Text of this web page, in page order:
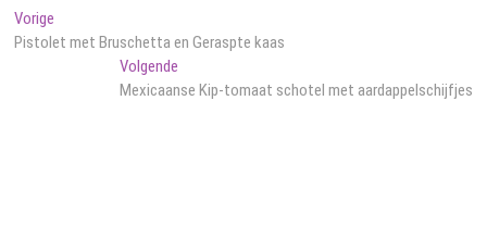
Bericht
navigatie
Vorige
bericht:
Pistolet met Bruschetta en Geraspte kaas
VolgendeVolgend
bericht:
Mexicaanse Kip-tomaat schotel met aardappelschijfjes